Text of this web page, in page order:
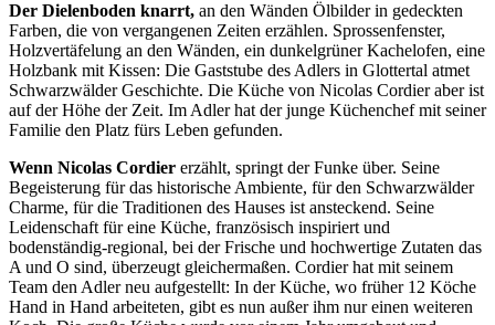
Der Dielenboden knarrt, an den Wänden Ölbilder in gedeckten
Farben, die von vergangenen Zeiten erzählen. Sprossenfenster,
Holzvertäfelung an den Wänden, ein dunkelgrüner Kachelofen, eine
Holzbank mit Kissen: Die Gaststube des Adlers in Glottertal atmet
Schwarzwälder Geschichte. Die Küche von Nicolas Cordier aber ist
auf der Höhe der Zeit. Im Adler hat der junge Küchenchef mit seiner
Familie den Platz fürs Leben gefunden.
Wenn Nicolas Cordier erzählt, springt der Funke über. Seine
Begeisterung für das historische Ambiente, für den Schwarzwälder
Charme, für die Traditionen des Hauses ist ansteckend. Seine
Leidenschaft für eine Küche, französisch inspiriert und
bodenständig-regional, bei der Frische und hochwertige Zutaten das
A und O sind, überzeugt gleichermaßen. Cordier hat mit seinem
Team den Adler neu aufgestellt: In der Küche, wo früher 12 Köche
Hand in Hand arbeiteten, gibt es nun außer ihm nur einen weiteren